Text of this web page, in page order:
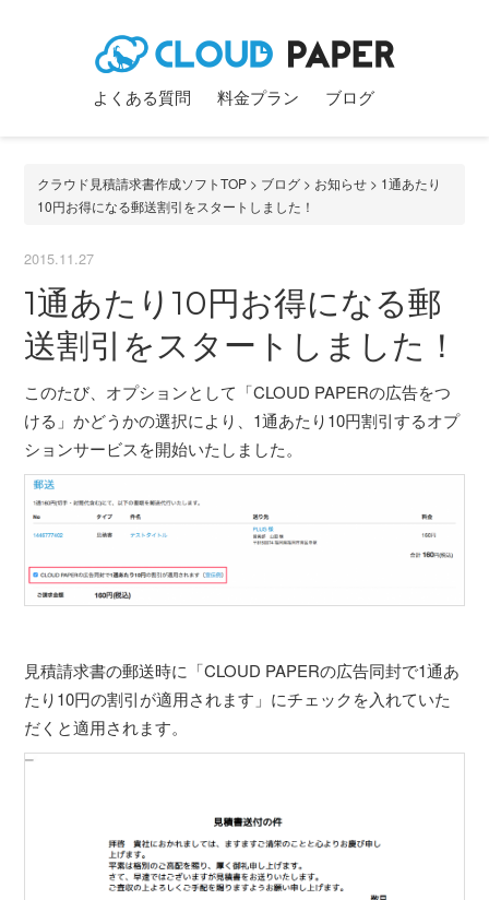
よくある質問 料金プラン ブログ
クラウド見積請求書作成ソフトTOP > ブログ > お知らせ > 1通あたり
10円お得になる郵送割引をスタートしました！
2015.11.27
1通あたり10円お得になる郵
送割引をスタートしました！
このたび、オプションとして「CLOUD PAPERの広告をつ
ける」かどうかの選択により、1通あたり10円割引するオプ
ションサービスを開始いたしました。
見積請求書の郵送時に「CLOUD PAPERの広告同封で1通あ
たり10円の割引が適用されます」にチェックを入れていた
だくと適用されます。